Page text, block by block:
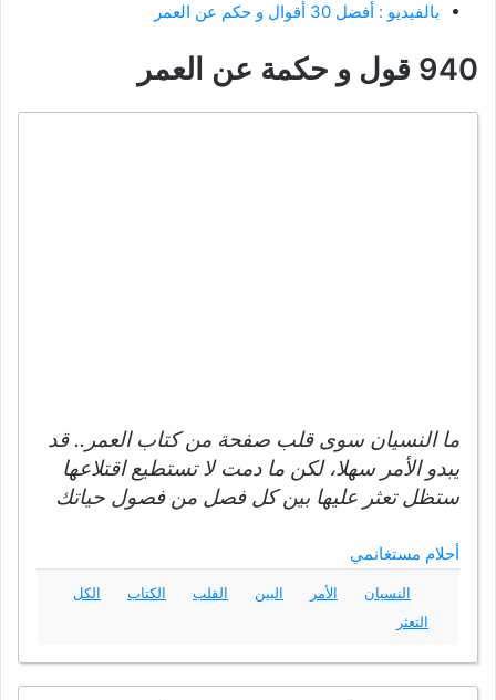
بالفيديو : أفضل 30 أقوال و حكم عن العمر
940 قول و حكمة عن العمر
ما النسيان سوى قلب صفحة من كتاب العمر.. قد
يبدو الأمر سهلا، لكن ما دمت لا تستطيع اقتلاعها
ستظل تعثر عليها بين كل فصل من فصول حياتك
أحلام مستغانمي
النسيان الأمر البين القلب الكتاب
الكل
التعثر